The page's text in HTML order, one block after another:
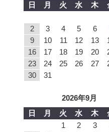
日
月 火 水 木
2
3 4 5 6
9
10 11 12 13
16
17 18 19 20
23
24 25 26 27
30
31
2026年9月
日
月 火 水 木
1
2 3